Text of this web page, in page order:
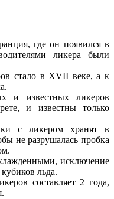
где он появился в
ликера были
стало в ХVIІ веке, а к
и известных ликеров
и известны только
с ликером хранят в
не разрушалась пробка
исключение
льда.
составляет 2 года,